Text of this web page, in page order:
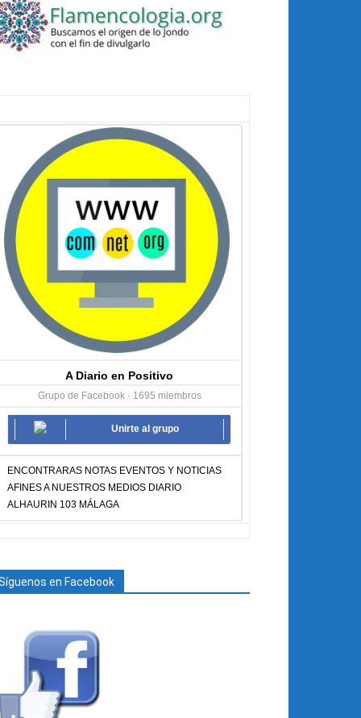
A Diario en Positivo
Grupo de Facebook · 1695 miembros
Unirte al grupo
ENCONTRARAS NOTAS EVENTOS Y NOTICIAS
AFINES A NUESTROS MEDIOS DIARIO
ALHAURIN 103 MÁLAGA
en Facebook